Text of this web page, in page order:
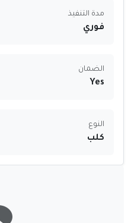
مدة التنفيذ
فوري
الضمان
Yes
النوع
كلب